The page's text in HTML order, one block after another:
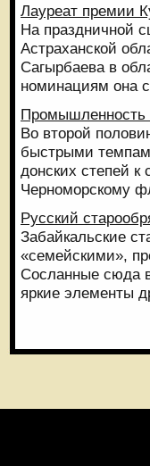
Лауреат премии
На праздничной
Астраханской
Сагырбаева в
номинациям она
Промышленность
Во второй
быстрыми
донских степей
Черноморскому
Русский
Забайкальские
«семейскими»,
Сосланные сюда
яркие элементы